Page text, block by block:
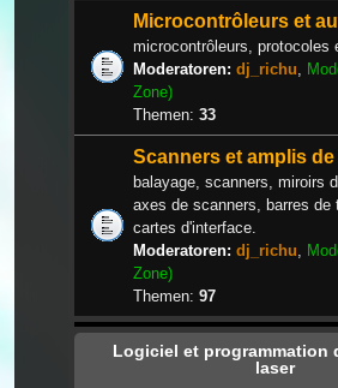
Microcontrôleurs et
microcontrôleurs, protocoles
Moderatoren: dj_richu
Zone)
Themen: 33
Scanners et amplis
balayage, scanners, miroirs
axes de scanners, barres de
cartes d'interface.
Moderatoren: dj_richu
Zone)
Themen: 97
Logiciel et programmation
laser